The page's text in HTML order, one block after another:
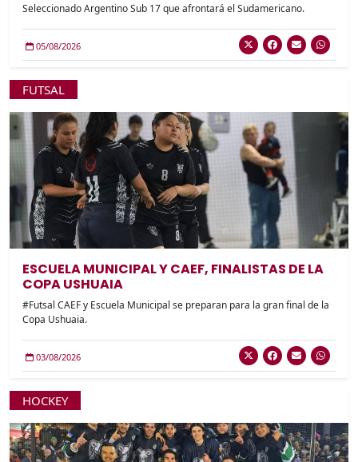
Seleccionado Argentino Sub 17 que afrontará el Sudamericano.
05/08/2026
FUTSAL
ESCUELA MUNICIPAL Y CAEF, FINALISTAS DE LA
COPA USHUAIA
#Futsal CAEF y Escuela Municipal se preparan para la gran final de la
Copa Ushuaia.
03/08/2026
HOCKEY